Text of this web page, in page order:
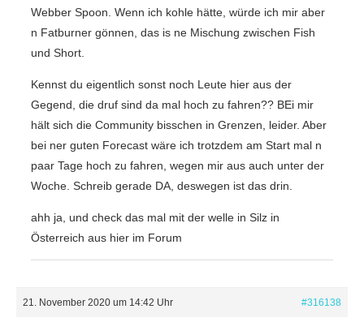
Webber Spoon. Wenn ich kohle hätte, würde ich mir aber
n Fatburner gönnen, das is ne Mischung zwischen Fish
und Short.
Kennst du eigentlich sonst noch Leute hier aus der
Gegend, die druf sind da mal hoch zu fahren?? BEi mir
hält sich die Community bisschen in Grenzen, leider. Aber
bei ner guten Forecast wäre ich trotzdem am Start mal n
paar Tage hoch zu fahren, wegen mir aus auch unter der
Woche. Schreib gerade DA, deswegen ist das drin.
ahh ja, und check das mal mit der welle in Silz in
Österreich aus hier im Forum
21. November 2020 um 14:42 Uhr #316138